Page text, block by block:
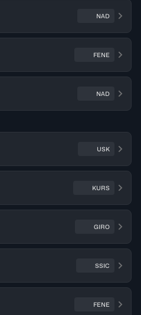
NAD
FENE
NAD
USK
KURS
GIRO
SSIC
FENE